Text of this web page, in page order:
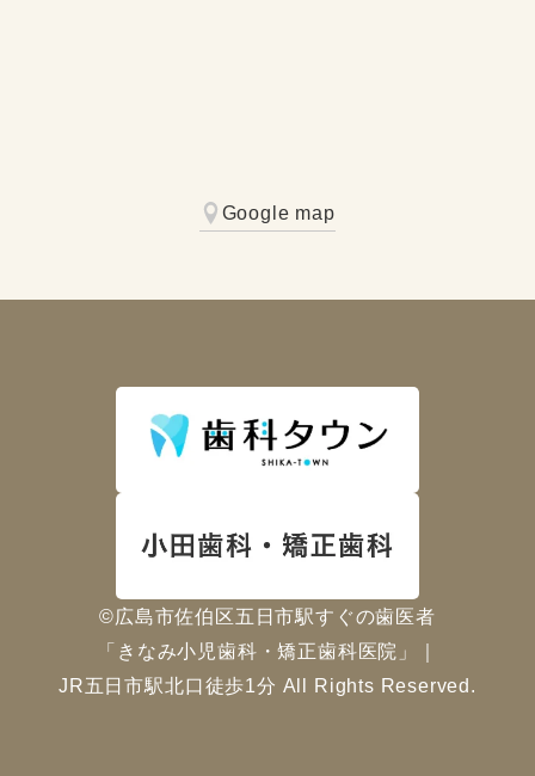
Google map
©広島市佐伯区五日市駅すぐの歯医者
「きなみ小児歯科・矯正歯科医院」｜
JR五日市駅北口徒歩1分 All Rights Reserved.